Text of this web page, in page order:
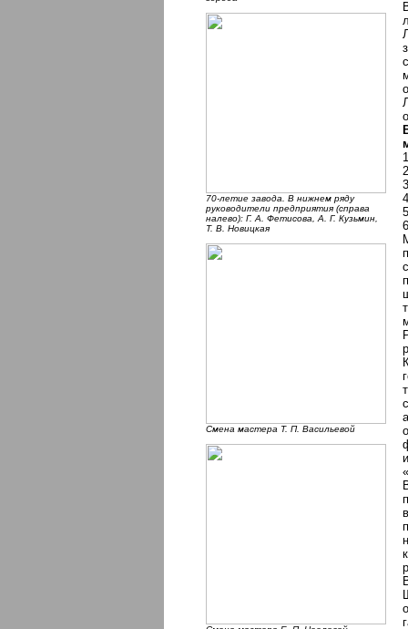
70-летие завода. В нижнем ряду
руководители предприятия (справа
налево): Г. А. Фетисова, А. Г. Кузьмин,
Т. В. Новицкая
Смена мастера Т. П. Васильевой